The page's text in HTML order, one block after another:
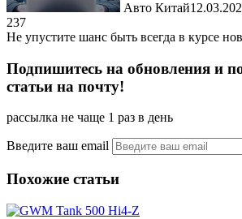
Авто Китай
237
Не упустите шанс быть всегда в курсе
Подпишитесь на обновления и
статьи на почту!
рассылка не чаще 1 раз в день
Введите ваш email
Похожие статьи